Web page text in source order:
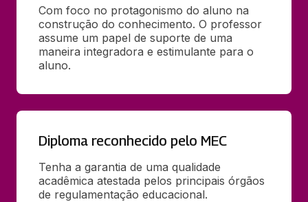
Com foco no protagonismo do aluno na
construção do conhecimento. O professor
assume um papel de suporte de uma
maneira integradora e estimulante para o
aluno.
Diploma reconhecido pelo MEC
Tenha a garantia de uma qualidade
acadêmica atestada pelos principais órgãos
de regulamentação educacional.